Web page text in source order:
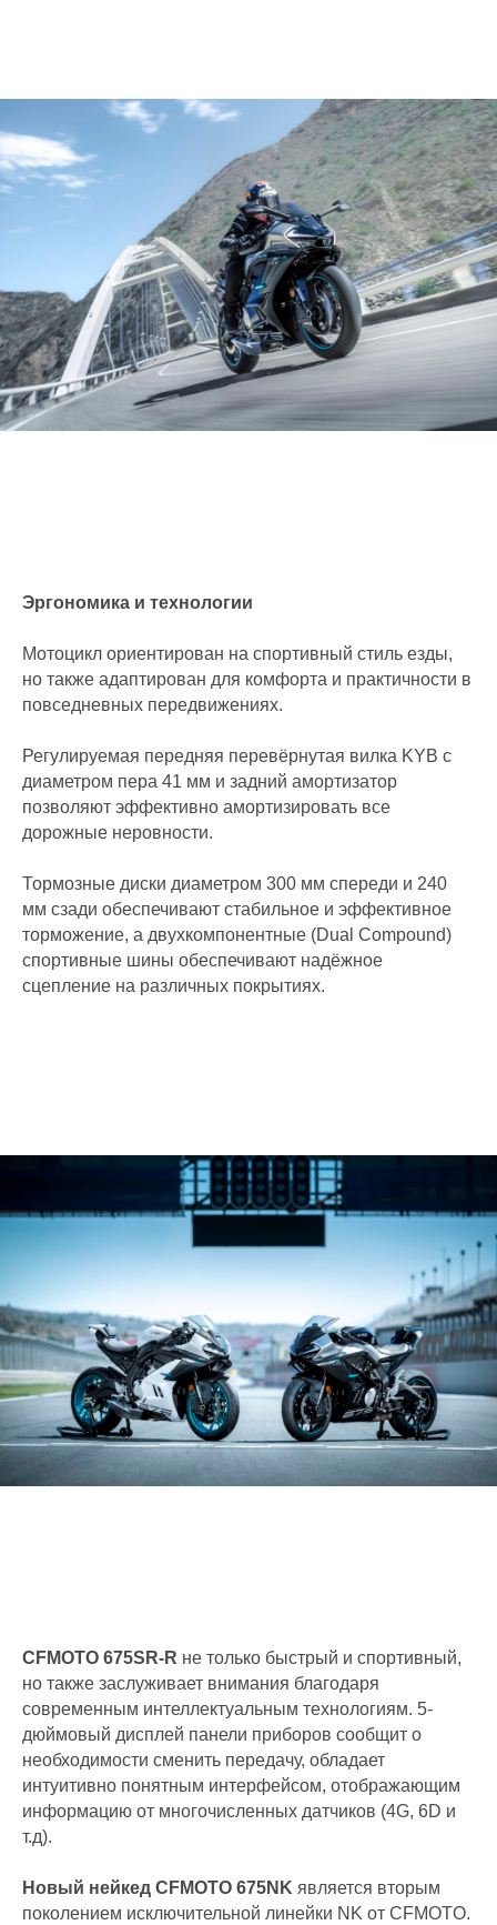
Эргономика и технологии
Мотоцикл ориентирован на спортивный стиль езды,
но также адаптирован для комфорта и практичности в
повседневных передвижениях.
Регулируемая передняя перевёрнутая вилка KYB с
диаметром пера 41 мм и задний амортизатор
позволяют эффективно амортизировать все
дорожные неровности.
Тормозные диски диаметром 300 мм спереди и 240
мм сзади обеспечивают стабильное и эффективное
торможение, а двухкомпонентные (Dual Compound)
спортивные шины обеспечивают надёжное
сцепление на различных покрытиях.
CFMOTO 675SR-R не только быстрый и спортивный,
но также заслуживает внимания благодаря
современным интеллектуальным технологиям. 5-
дюймовый дисплей панели приборов сообщит о
необходимости сменить передачу, обладает
интуитивно понятным интерфейсом, отображающим
информацию от многочисленных датчиков (4G, 6D и
т.д).
Новый нейкед CFMOTO 675NK является вторым
поколением исключительной линейки NK от CFMOTO.